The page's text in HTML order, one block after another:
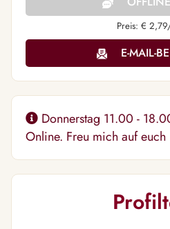
Preis: €
E-MAIL-
Donnerstag 11.00 -
Online. Freu mich auf euch